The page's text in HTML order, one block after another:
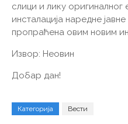
слици и лику оригиналног
инсталација наредне
пропраћена овим новим
Извор: Неовин
Добар дан!
Категорија Вести